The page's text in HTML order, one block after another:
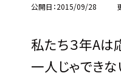
公開日 2015/09/28
私たち３年Aは
一人じゃでき